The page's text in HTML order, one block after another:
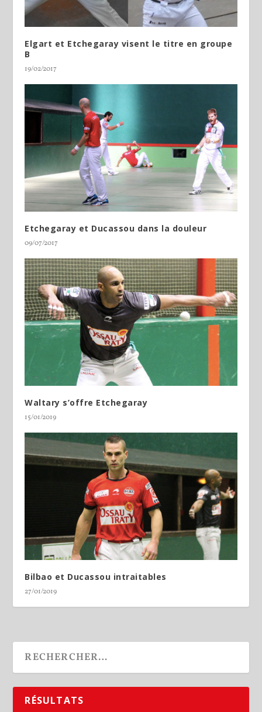
Elgart et Etchegaray visent le titre en groupe
B
19/02/2017
Etchegaray et Ducassou dans la douleur
09/07/2017
Waltary s’offre Etchegaray
15/01/2019
Bilbao et Ducassou intraitables
27/01/2019
RÉSULTATS